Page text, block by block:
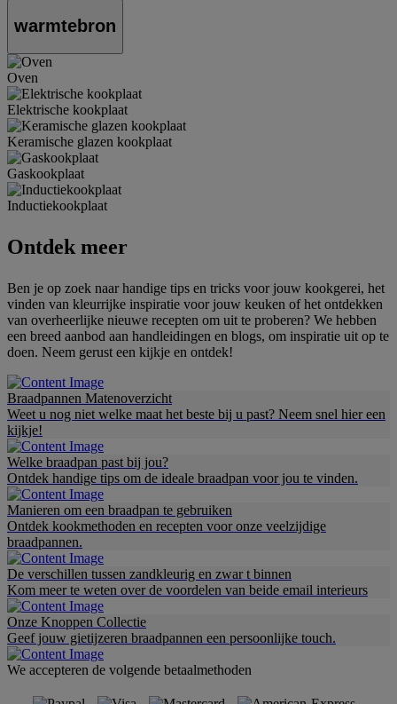
warmtebron
Oven
Elektrische kookplaat
Keramische glazen kookplaat
Gaskookplaat
Inductiekookplaat
Ontdek meer
Ben je op zoek naar handige tips en tricks voor jouw kookgerei, het
vinden van kleurrijke inspiratie voor jouw keuken of het ontdekken
van overheerlijke nieuwe recepten om uit te proberen? We hebben
een breed aanbod aan handleidingen en blogs, om inspiratie uit op te
doen. Neem gerust een kijkje en ontdek!
Braadpannen Matenoverzicht
Weet u nog niet welke maat het beste bij u past? Neem snel hier een
kijkje!
Welke braadpan past bij jou?
Ontdek handige tips om de ideale braadpan voor jou te vinden.
Manieren om een braadpan te gebruiken
Ontdek kookmethoden en recepten voor onze veelzijdige
braadpannen.
De verschillen tussen zandkleurig en zwar t binnen
Kom meer te weten over de voordelen van beide email interieurs
Onze Knoppen Collectie
Geef jouw gietijzeren braadpannen een persoonlijke touch.
We accepteren de volgende betaalmethoden